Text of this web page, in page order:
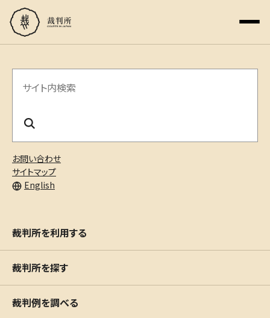
お問い合わせ
サイトマップ
English
サ
内
検
索
裁判所を利用する
裁判所を探す
裁判例を調べる